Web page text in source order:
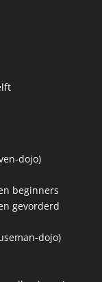
dojo)
beginners
gevorderd
dojo)